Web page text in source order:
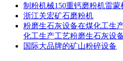
制粉机械150重钙磨粉机雷蒙
浙江关宏矿石磨粉机
粉磨生石灰设备在煤化工生
化工生产工艺粉磨生石灰设
国际大品牌的矿山粉碎设备